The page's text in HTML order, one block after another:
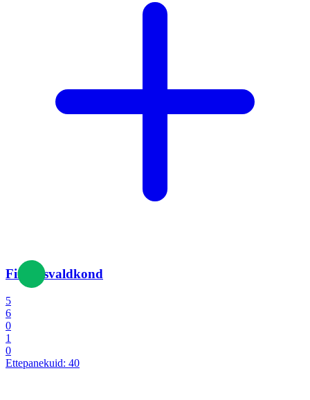
Finantsvaldkond
5
6
0
1
0
Ettepanekuid: 40